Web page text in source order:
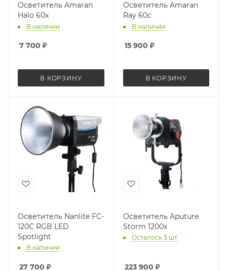
Осветитель Amaran
Halo 60x
В наличии
7 700 ₽
В КОРЗИНУ
Осветитель Amaran
Ray 60c
В наличии
15 900 ₽
В КОРЗИНУ
Осветитель Nanlite FC-
120C RGB LED
Spotlight
В наличии
27 700 ₽
Осветитель Aputure
Storm 1200x
Осталось 3 шт
223 900 ₽